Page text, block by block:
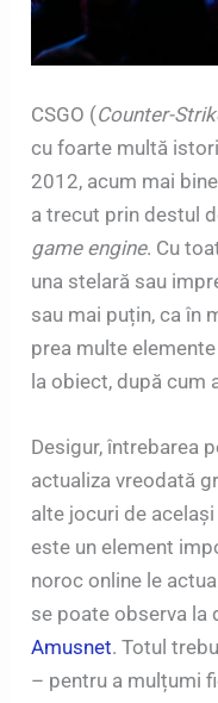
CSGO (Counter-
cu foarte multă
2012, acum mai
a trecut prin destul
game engine. Cu
una stelară sau
sau mai puțin, ca în
prea multe
la obiect, după cum
Desigur, întrebarea
actualiza vreodată
alte jocuri de
este un element
noroc online le
se poate observa la
Amusnet. Totul
– pentru a mulțumi